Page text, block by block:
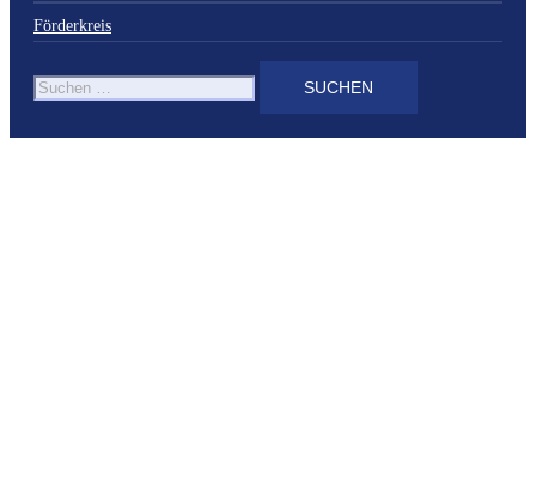
Förderkreis
Suchen
nach: